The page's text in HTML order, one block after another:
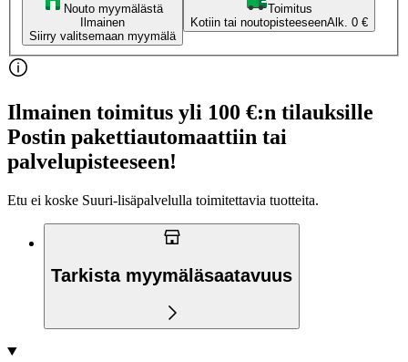
Nouto myymälästä
Ilmainen
Siirry valitsemaan myymälä
Toimitus
Kotiin tai noutopisteeseenAlk. 0 €
Ilmainen toimitus yli 100 €:n tilauksille
Postin pakettiautomaattiin tai
palvelupisteeseen!
Etu ei koske Suuri‑lisäpalvelulla toimitettavia tuotteita.
Tarkista myymäläsaatavuus